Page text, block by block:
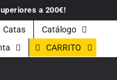
a 200€!
Catas
Catálogo
CARRITO